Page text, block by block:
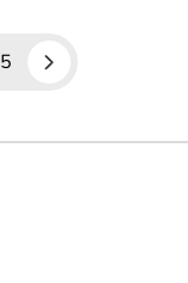
5